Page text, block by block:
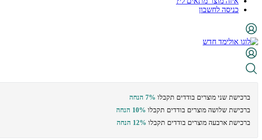
כניסה לחשבון
ברכישת שני מוצרים בודדים תקבלו 7% הנחה
ברכישת שלושה מוצרים בודדים תקבלו 10% הנחה
ברכישת ארבעה מוצרים בודדים תקבלו 12% הנחה